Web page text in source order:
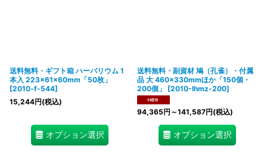
送料無料・ギフト箱 ハーバリウム 1
本入 223×61×60mm「50枚」
[2010-f-544]
15,244円(税込)
オプション選択
送料無料・副資材 鳩（孔雀）・付属
品 大 460×330mmほか「150個・
200個」
[2010-lhmz-200]
94,365円 ～141,587円(税込)
オプション選択